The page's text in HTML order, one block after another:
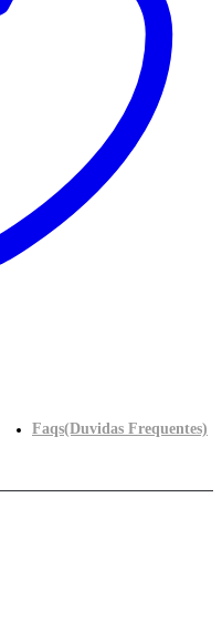
Faqs(Duvidas Frequentes)